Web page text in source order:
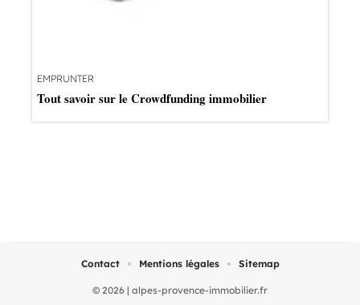
EMPRUNTER
Tout savoir sur le Crowdfunding immobilier
© 2026 | alpes-provence-immobilier.fr
Contact Mentions légales Sitemap